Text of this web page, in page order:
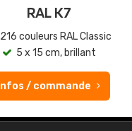
RAL K7
216 couleurs RAL Classic
5 x 15 cm, brillant
Infos / commande